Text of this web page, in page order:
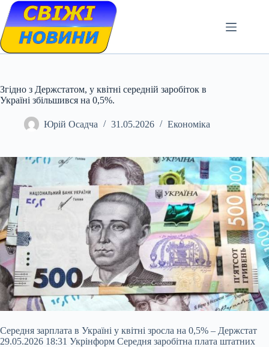
Skip
content
Згідно з Держстатом, у квітні середній заробіток в
Україні збільшився на 0,5%.
Юрій Осадча 31.05.2026 Економіка
Середня зарплата в Україні у квітні зросла на 0,5% – Держстат
29.05.2026 18:31 Укрінформ Середня заробітна плата штатних